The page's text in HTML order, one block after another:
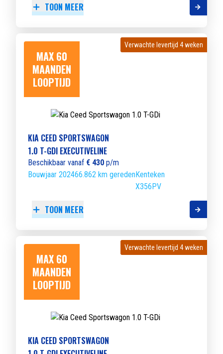
TOON MEER
MAX 60
MAANDEN
LOOPTIJD
Verwachte levertijd 4 weken
Verwachte levertijd 4 weken
KIA CEED SPORTSWAGON
1.0 T-GDI EXECUTIVELINE
Beschikbaar vanaf € 430 p/m
Bouwjaar 202466.862 km geredenKenteken
X356PV
TOON MEER
MAX 60
MAANDEN
LOOPTIJD
Verwachte levertijd 4 weken
Verwachte levertijd 4 weken
KIA CEED SPORTSWAGON